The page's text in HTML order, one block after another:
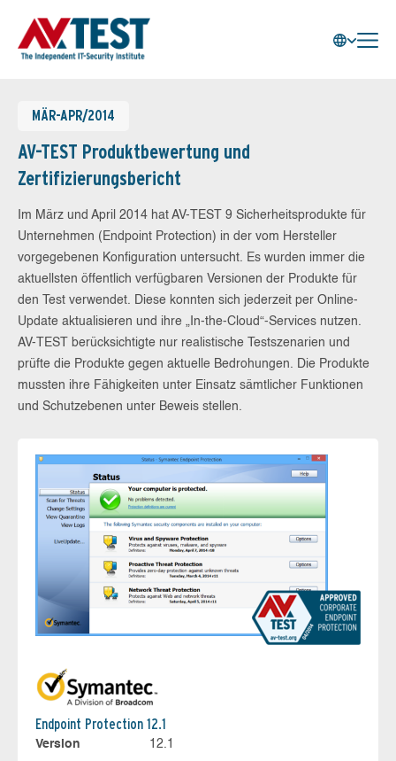
MÄR-APR/2014
AV-TEST Produktbewertung und
Zertifizierungsbericht
Im März und April 2014 hat AV-TEST 9 Sicherheitsprodukte für
Unternehmen (Endpoint Protection) in der vom Hersteller
vorgegebenen Konfiguration untersucht. Es wurden immer die
aktuellsten öffentlich verfügbaren Versionen der Produkte für
den Test verwendet. Diese konnten sich jederzeit per Online-
Update aktualisieren und ihre „In-the-Cloud“-Services nutzen.
AV-TEST berücksichtigte nur realistische Testszenarien und
prüfte die Produkte gegen aktuelle Bedrohungen. Die Produkte
mussten ihre Fähigkeiten unter Einsatz sämtlicher Funktionen
und Schutzebenen unter Beweis stellen.
Endpoint Protection 12.1
Version
12.1